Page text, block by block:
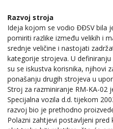
Razvoj stroja
Ideja kojom se vodio ĐĐSV bila
pomiriti razlike između velikih i
srednje veličine i nastojati
kategorije strojeva. U
su se iskustva korisnika, njihovi
ponašanju drugih strojeva u
Stroj za razminiranje RM-KA-02
Specijalna vozila d.d. tijekom
razvoj bio je prethodno
Polazni zahtjevi postavljeni